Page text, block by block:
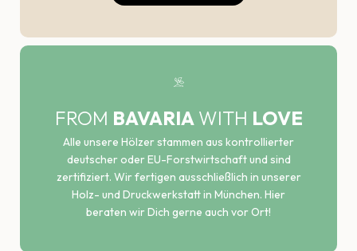
FROM BAVARIAWITH LOVE
Alle unsere Hölzer stammen aus kontrollierter
deutscher oder EU-Forstwirtschaft und sind
zertifiziert. Wir fertigen ausschließlich in unserer
Holz- und Druckwerkstatt in München. Hier
beraten wir Dich gerne auch vor Ort!